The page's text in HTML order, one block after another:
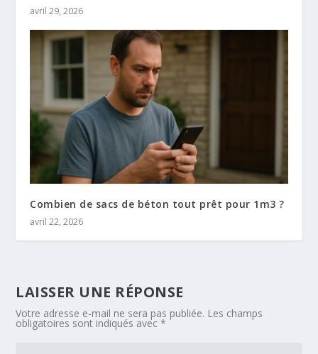
avril 29, 2026
Combien de sacs de béton tout prêt pour 1m3 ?
avril 22, 2026
LAISSER UNE RÉPONSE
Votre adresse e-mail ne sera pas publiée. Les champs
obligatoires sont indiqués avec*